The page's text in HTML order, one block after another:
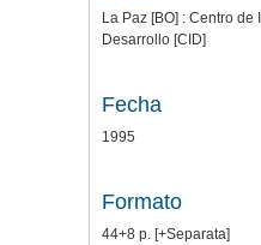
La Paz [BO] : Centro de
Desarrollo [CID]
Fecha
1995
Formato
44+8 p. [+Separata]